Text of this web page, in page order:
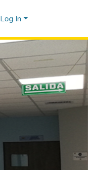
Log In